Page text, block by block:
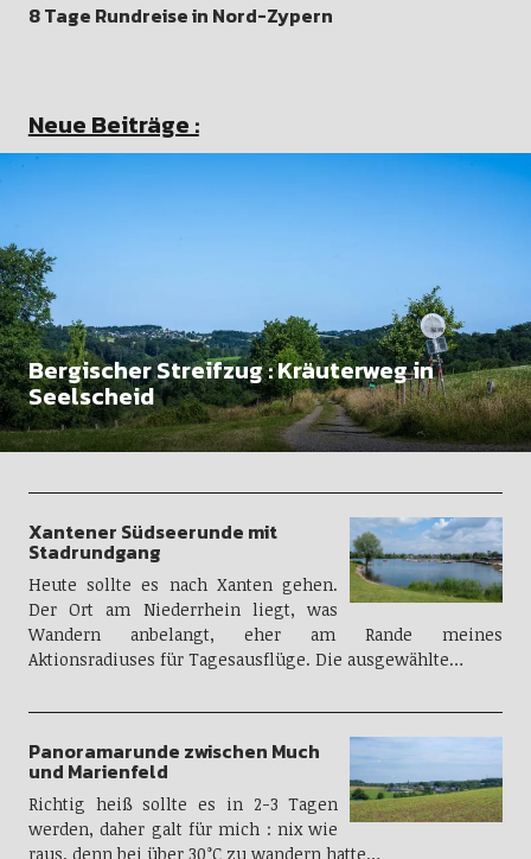
8 Tage Rundreise in Nord-Zypern
Neue Beiträge :
Bergischer Streifzug : Kräuterweg in
Seelscheid
Xantener Südseerunde mit
Stadrundgang
Heute sollte es nach Xanten gehen.
Der Ort am Niederrhein liegt, was
Wandern anbelangt, eher am Rande meines
Aktionsradiuses für Tagesausflüge. Die ausgewählte…
Panoramarunde zwischen Much
und Marienfeld
Richtig heiß sollte es in 2-3 Tagen
werden, daher galt für mich : nix wie
raus, denn bei über 30°C zu wandern hatte…